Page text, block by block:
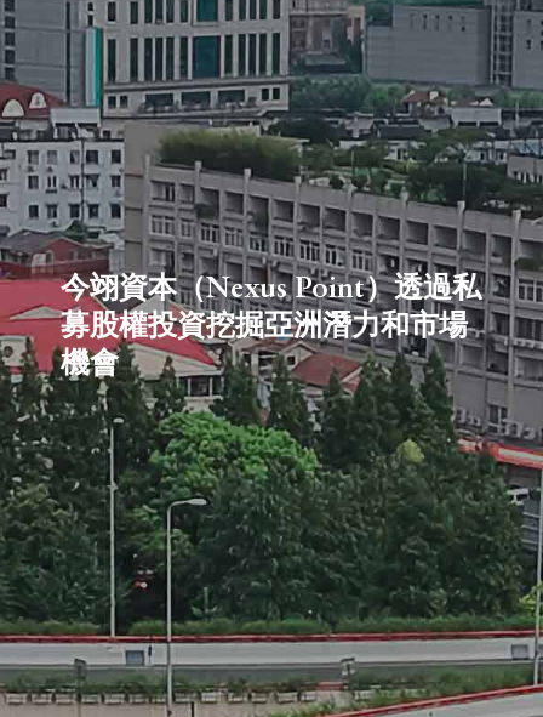
Nexus Point）透過私
挖掘亞洲潛力和市場
Nexus
「特許價值
「特許價值
抵禦破壞性
烈競爭與不